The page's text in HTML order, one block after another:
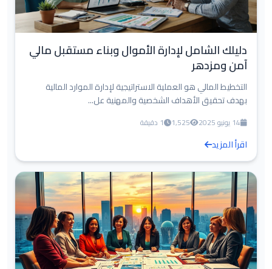
دليلك الشامل لإدارة الأموال وبناء مستقبل مالي
آمن ومزدهر
التخطيط المالي هو العملية الاستراتيجية لإدارة الموارد المالية
بهدف تحقيق الأهداف الشخصية والمهنية عل...
14 يونيو 2025 1,525 1 دقيقة
اقرأ المزيد